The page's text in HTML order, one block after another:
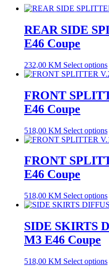
REAR SIDE
E46 Coupe
232,00 KM Select options
FRONT
E46 Coupe
518,00 KM Select options
FRONT
E46 Coupe
518,00 KM Select options
SIDE SKIRTS
M3 E46 Coupe
518,00 KM Select options